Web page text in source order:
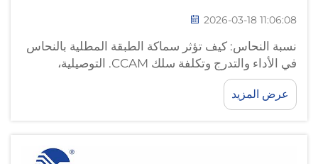
2026-03-18 11:06:08
نسبة النحاس: كيف تؤثر سماكة الطبقة المطلية بالنحاس
في الأداء والتدرج وتكلفة سلك CCAM. التوصيلية،
٢٥٪. يعتمد أداء سلك الألومنيوم-المغنيسيوم المغلف
بالنحاس (CCAM) فعليًّا على...
عرض المزيد